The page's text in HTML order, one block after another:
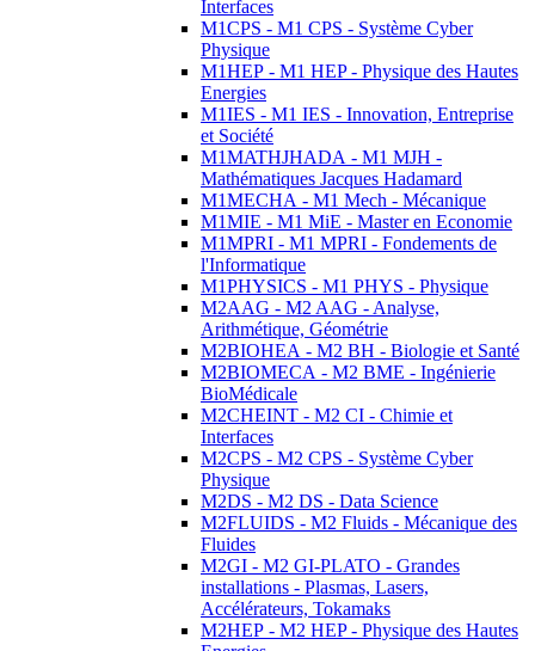
Interfaces
M1CPS - M1 CPS - Système Cyber
Physique
M1HEP - M1 HEP - Physique des Hautes
Energies
M1IES - M1 IES - Innovation, Entreprise
et Société
M1MATHJHADA - M1 MJH -
Mathématiques Jacques Hadamard
M1MECHA - M1 Mech - Mécanique
M1MIE - M1 MiE - Master en Economie
M1MPRI - M1 MPRI - Fondements de
l'Informatique
M1PHYSICS - M1 PHYS - Physique
M2AAG - M2 AAG - Analyse,
Arithmétique, Géométrie
M2BIOHEA - M2 BH - Biologie et Santé
M2BIOMECA - M2 BME - Ingénierie
BioMédicale
M2CHEINT - M2 CI - Chimie et
Interfaces
M2CPS - M2 CPS - Système Cyber
Physique
M2DS - M2 DS - Data Science
M2FLUIDS - M2 Fluids - Mécanique des
Fluides
M2GI - M2 GI-PLATO - Grandes
installations - Plasmas, Lasers,
Accélérateurs, Tokamaks
M2HEP - M2 HEP - Physique des Hautes